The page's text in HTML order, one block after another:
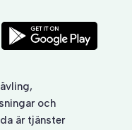
,
och
är tjänster